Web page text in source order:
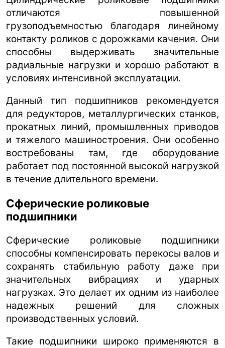
отличаются повышенной
грузоподъемностью благодаря линейному
контакту роликов с дорожками качения. Они
способны выдерживать значительные
радиальные нагрузки и хорошо работают в
условиях интенсивной эксплуатации.
Данный тип подшипников рекомендуется
для редукторов, металлургических станков,
прокатных линий, промышленных приводов
и тяжелого машиностроения. Они особенно
востребованы там, где оборудование
работает под постоянной высокой нагрузкой
в течение длительного времени.
Сферические роликовые
подшипники
Сферические роликовые подшипники
способны компенсировать перекосы валов и
сохранять стабильную работу даже при
значительных вибрациях и ударных
нагрузках. Это делает их одним из наиболее
надежных решений для сложных
производственных условий.
Такие подшипники широко применяются в